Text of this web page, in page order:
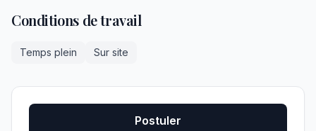
Conditions de travail
Temps plein Sur site
Postuler